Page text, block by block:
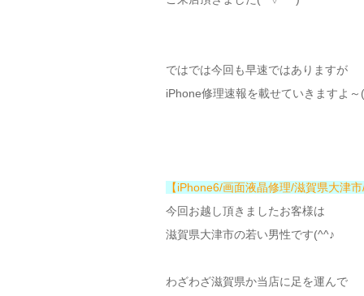
ではでは今回も早速ではありますが
iPhone修理速報を載せていきますよ
【iPhone6/画面液晶修理/滋賀県大津市/
今回お越し頂きましたお客様は
滋賀県大津市の若い男性です(^^♪
わざわざ滋賀県か当店に足を運んで